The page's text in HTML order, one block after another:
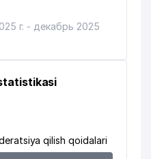
г. - декабрь 2025
qilish qoidalari